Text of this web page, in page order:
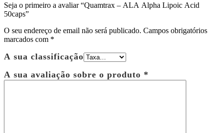
Seja o primeiro a avaliar “Quamtrax – ALA Alpha Lipoic Acid
50caps”
O seu endereço de email não será publicado. Campos obrigatórios
marcados com *
A sua classificação
A sua avaliação sobre o produto *